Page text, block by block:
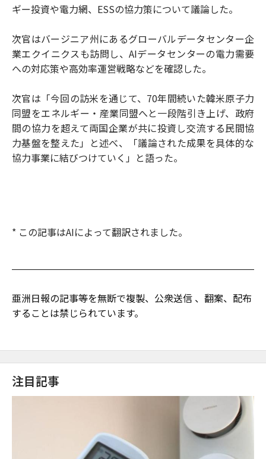
ギー投資や電力網、ESSの協力策について議論した。
次官はバージニア州にあるグローバルデータセンター企
業エクイニクスも訪問し、AIデータセンターの電力需要
への対応策や高効率運営戦略などを確認した。
次官は「今回の訪米を通じて、70年間続いた韓米原子力
同盟をエネルギー・産業同盟へと一段階引き上げ、政府
間の協力を超えて両国企業が共に投資し交流する民間協
力基盤を整えた」と述べ、「議論された成果を具体的な
協力事業に結びつけていく」と語った。
* この記事はAIによって翻訳されました。
亜洲日報の記事等を無断で複製、公衆送信 、翻案、配布
することは禁じられています。
注目記事